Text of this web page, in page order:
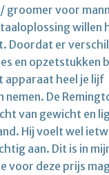
groomer voor
willen
Doordat er
en opzetstukken
apparaat heel je lijf
nemen. De
van gewicht en
Hij voelt wel
aan. Dit is in
voor deze prijs